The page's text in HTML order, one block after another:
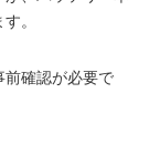
。
前確認が必要で